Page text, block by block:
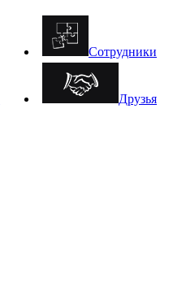
Сотрудники
Друзья